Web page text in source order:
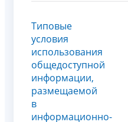
Типовые
условия
использования
общедоступной
информации,
размещаемой
в
информационно-